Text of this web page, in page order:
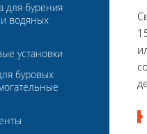
для бурения
и водяных
установки
буровых